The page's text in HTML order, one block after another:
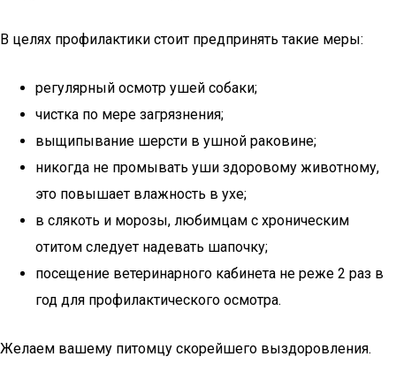
В целях профилактики стоит предпринять такие меры:
регулярный осмотр ушей собаки;
чистка по мере загрязнения;
выщипывание шерсти в ушной раковине;
никогда не промывать уши здоровому животному,
это повышает влажность в ухе;
в слякоть и морозы, любимцам с хроническим
отитом следует надевать шапочку;
посещение ветеринарного кабинета не реже 2 раз в
год для профилактического осмотра.
Желаем вашему питомцу скорейшего выздоровления.